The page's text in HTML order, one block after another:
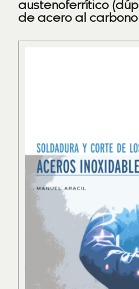
austenoferrítico
de acero al